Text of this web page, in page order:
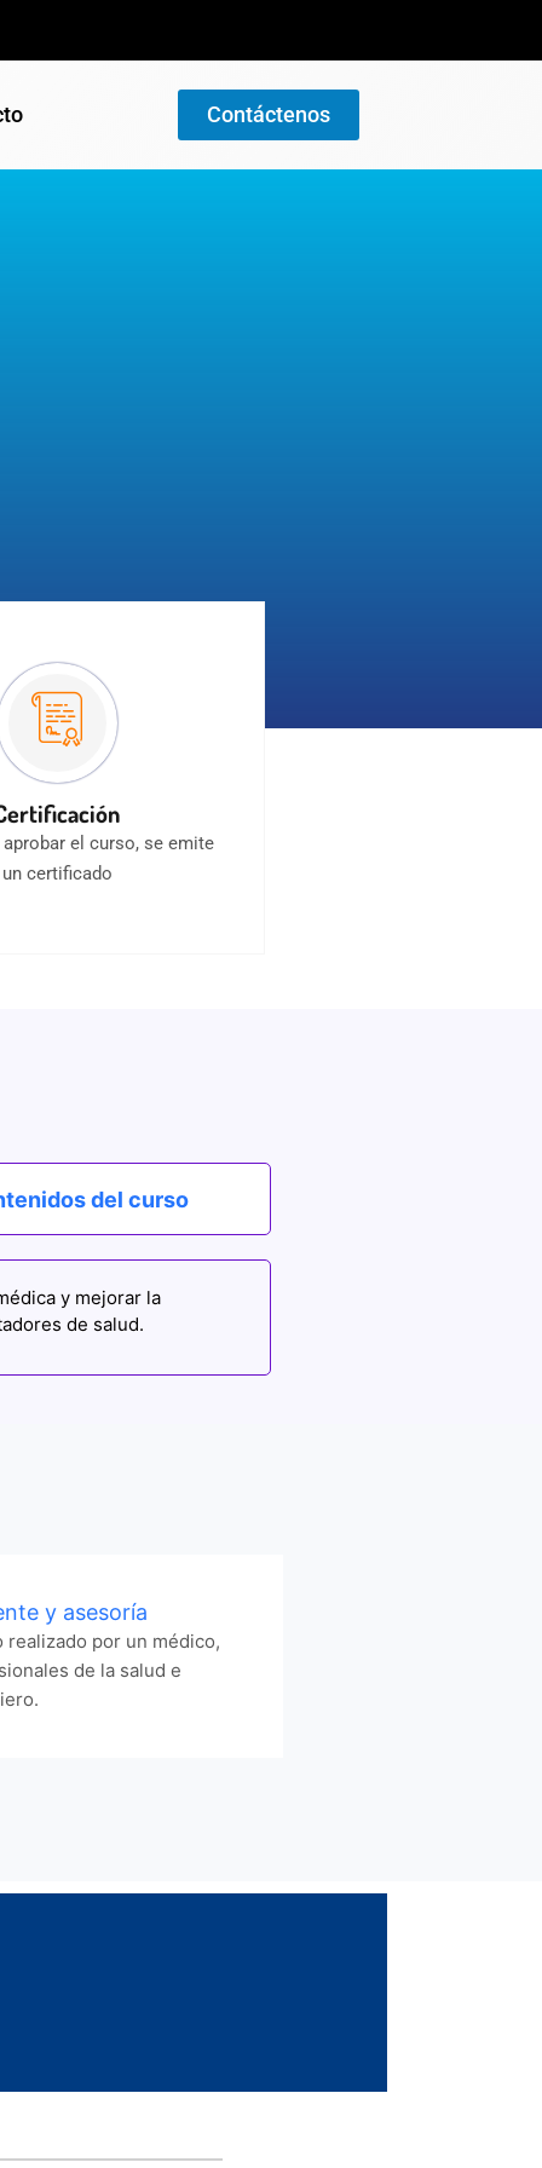
Contáctenos
el curso, se emite
un certificado
del curso
y mejorar la
de salud.
y asesoría
realizado por un médico,
de la salud e